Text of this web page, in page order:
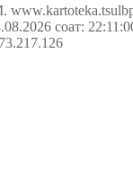
соат: